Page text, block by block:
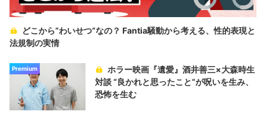
どこから“わいせつ”なの？ Fantia騒動から考える、性的表現と
法規制の実情
Premium
ホラー映画『遺愛』酒井善三×大森時生
対談 “良かれと思ったこと“が呪いを生み、
恐怖を生む